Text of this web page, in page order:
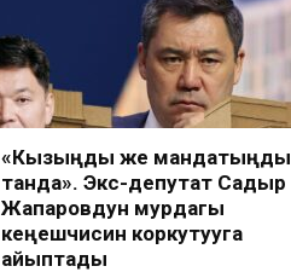
«Кызыңды же мандатыңды
танда». Экс-депутат Садыр
Жапаровдун мурдагы
кеңешчисин коркутууга
айыптады